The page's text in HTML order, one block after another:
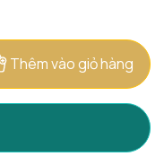
Thêm vào giỏ hàng